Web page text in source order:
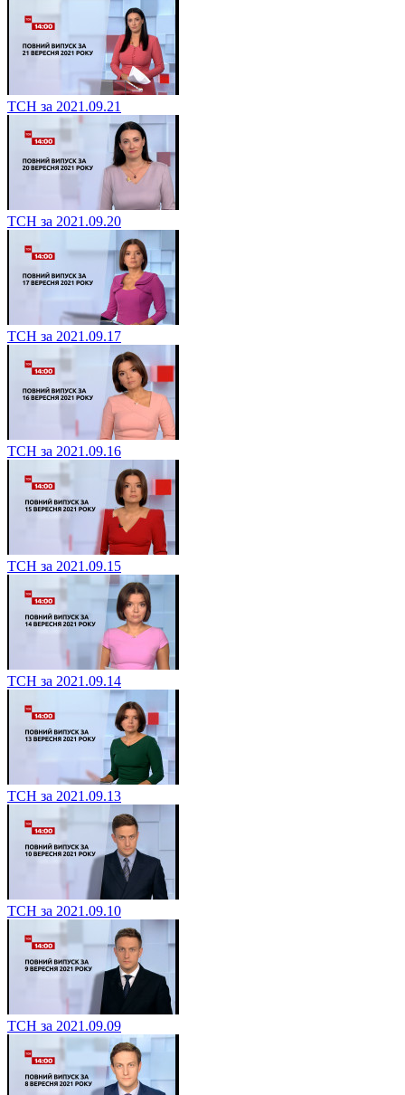
ТСН за 2021.09.21
ТСН за 2021.09.20
ТСН за 2021.09.17
ТСН за 2021.09.16
ТСН за 2021.09.15
ТСН за 2021.09.14
ТСН за 2021.09.13
ТСН за 2021.09.10
ТСН за 2021.09.09